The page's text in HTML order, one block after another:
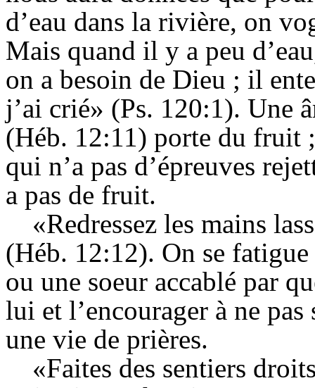
d’eau dans la rivière, on
Mais quand il y a peu
on a besoin de Dieu ; il
j’ai crié» (Ps. 120:1). Une
(Héb. 12:11) porte du fruit
qui n’a pas d’épreuves
a pas de fruit.
«Redressez les mains
(Héb. 12:12). On se
ou une soeur accablé par
lui et l’encourager à ne
une vie de prières.
«Faites des sentiers